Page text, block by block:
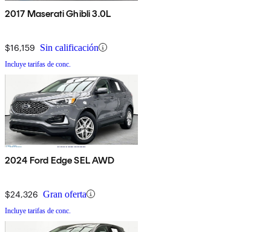
2017 Maserati Ghibli 3.0L
$16,159 Sin calificación
Incluye tarifas de conc.
2024 Ford Edge SEL AWD
$24,326 Gran oferta
Incluye tarifas de conc.